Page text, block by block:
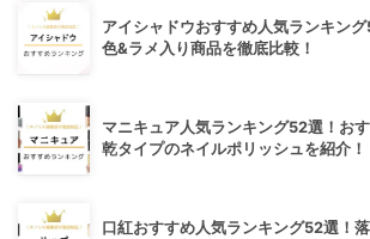
アイシャドウおすすめ人気ランキン
色&ラメ入り商品を徹底比較！
マニキュア人気ランキング52選！お
乾タイプのネイルポリッシュを紹介！
口紅おすすめ人気ランキング52選！